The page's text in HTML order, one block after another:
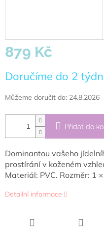
879 Kč
cena:
Doručíme do 2
Můžeme doručit do: 24.8.2026
Přidat do
Dominantou vašeho
prostírání v koženém
Materiál: PVC. Rozměr: 1
Detailní informace